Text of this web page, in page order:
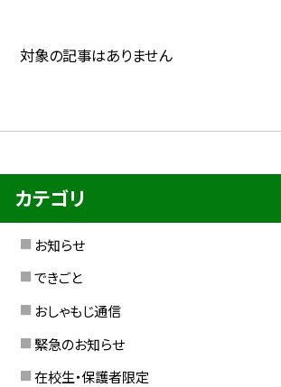
対象の記事はありません
カテゴリ
お知らせ
できごと
おしゃもじ通信
緊急のお知らせ
在校生・保護者限定